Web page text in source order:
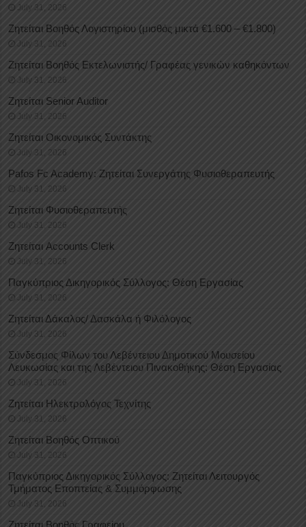
July 31, 2026
Ζητείται Βοηθός Λογιστηρίου (μισθός μικτά €1.600 – €1.800)
July 31, 2026
Ζητείται Βοηθός Εκτελωνιστής/ Γραφέας γενικών καθηκόντων
July 31, 2026
Ζητείται Senior Auditor
July 31, 2026
Ζητείται Οικονομικός Συντάκτης
July 31, 2026
Pafos Fc Academy: Ζητείται Συνεργάτης Φυσιοθεραπευτής
July 31, 2026
Ζητείται Φυσιοθεραπευτής
July 31, 2026
Ζητείται Accounts Clerk
July 31, 2026
Παγκύπριος Δικηγορικός Σύλλογος: Θέση Εργασίας
July 31, 2026
Ζητείται Δάκαλος/ Δασκάλα ή Φιλόλογος
July 31, 2026
Σύνδεσμος Φίλων του Λεβέντειου Δημοτικού Μουσείου
Λευκωσίας και της Λεβέντειου Πινακοθήκης: Θέση Εργασίας
July 31, 2026
Ζητείται Ηλεκτρολόγος Τεχνίτης
July 31, 2026
Ζητείται Βοηθός Οπτικού
July 31, 2026
Παγκύπριος Δικηγορικός Σύλλογος: Ζητείται Λειτουργός
Τμήματος Εποπτείας & Συμμόρφωσης
July 31, 2026